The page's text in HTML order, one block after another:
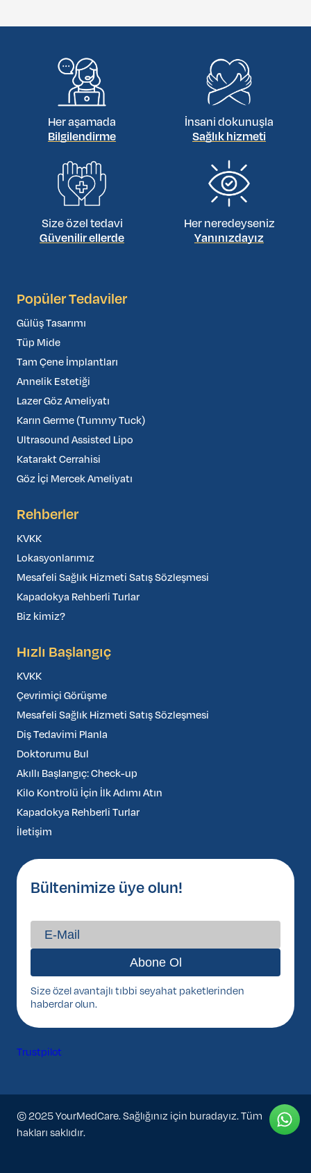
Her aşamada
Bilgilendirme
İnsani dokunuşla
Sağlık hizmeti
Size özel tedavi
Güvenilir ellerde
Her neredeyseniz
Yanınızdayız
Popüler Tedaviler
Gülüş Tasarımı
Tüp Mide
Tam Çene İmplantları
Annelik Estetiği
Lazer Göz Ameliyatı
Karın Germe (Tummy Tuck)
Ultrasound Assisted Lipo
Katarakt Cerrahisi
Göz İçi Mercek Ameliyatı
Rehberler
KVKK
Lokasyonlarımız
Mesafeli Sağlık Hizmeti Satış Sözleşmesi
Kapadokya Rehberli Turlar
Biz kimiz?
Hızlı Başlangıç
KVKK
Çevrimiçi Görüşme
Mesafeli Sağlık Hizmeti Satış Sözleşmesi
Diş Tedavimi Planla
Doktorumu Bul
Akıllı Başlangıç: Check-up
Kilo Kontrolü İçin İlk Adımı Atın
Kapadokya Rehberli Turlar
İletişim
Bültenimize üye olun!
Size özel avantajlı tıbbi seyahat paketlerinden
haberdar olun.
Trustpilot
© 2025 YourMedCare. Sağlığınız için buradayız. Tüm
hakları saklıdır.